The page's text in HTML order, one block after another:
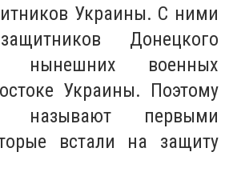
Украины. С ними
Донецкого
нынешних военных
Украины. Поэтому
называют первыми
встали на защиту